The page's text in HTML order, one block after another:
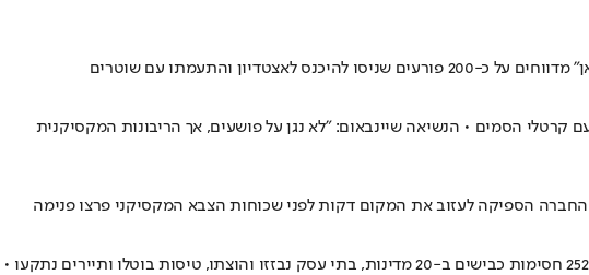
קרטלי הסמים • הנשיאה שיינבאום: "לא נגן על פושעים, אך הריבונות המקסיקנית
הספיקה לעזוב את המקום דקות לפני שכוחות הצבא המקסיקני פרצו פנימה
הצבא המקסיקני חיסל אתמול את ״אל מנצ׳ו״, שוטר לשעבר שהפך למנהיג אחד הקרטלים החזקים במקסיקו • תוך שעות פרץ גל נקמה: 252 חסימות כבישים ב-20 מדינות, בתי עסק נבזזו והוצתו, טיסות בוטלו ותיירים נתקעו •